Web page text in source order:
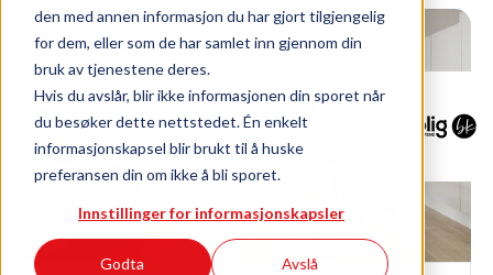
den med annen informasjon du har gjort tilgjengelig
for dem, eller som de har samlet inn gjennom din
bruk av tjenestene deres.
Hvis du avslår, blir ikke informasjonen din sporet når
du besøker dette nettstedet. Én enkelt
informasjonskapsel blir brukt til å huske
preferansen din om ikke å bli sporet.
Innstillinger for informasjonskapsler
Godta Avslå